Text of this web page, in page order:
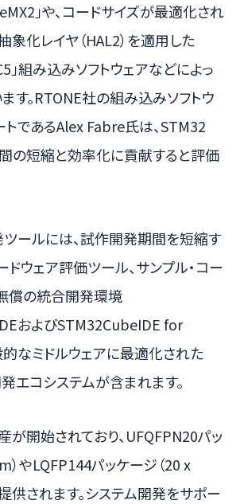
」や、コードサイズが最適化され
象化レイヤ（HAL2）を適用した
」組み込みソフトウェアなどによっ
す。RTONE社の組み込みソフトウ
トであるAlex Fabre氏は、STM32
の短縮と効率化に貢献すると評価
ールには、試作開発期間を短縮す
ウェア評価ツール、サンプル・コー
無償の統合開発環境
およびSTM32CubeIDE for
的なミドルウェアに最適化された
エコシステムが含まれます。
が開始されており、UFQFPN20パッ
）やLQFP144パッケージ（20 x
供されます。システム開発をサポー